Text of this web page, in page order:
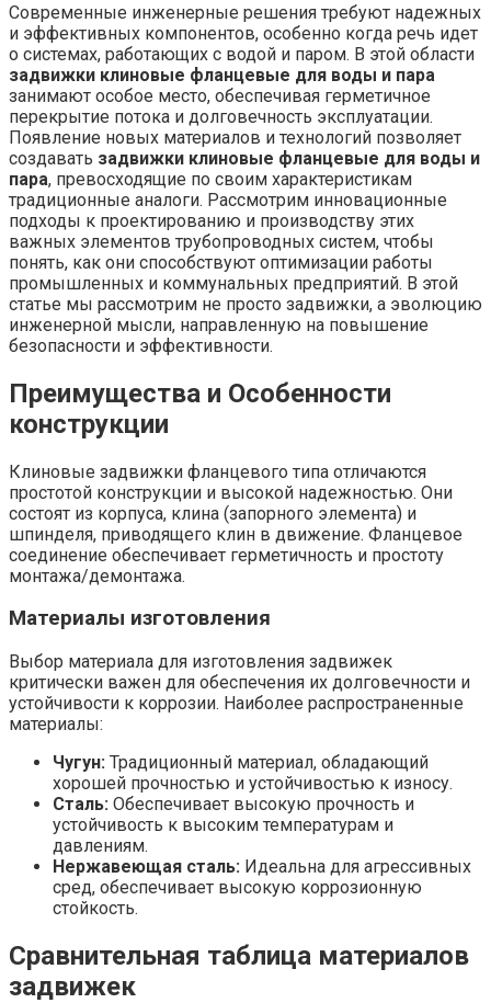
Современные инженерные решения требуют надежных
и эффективных компонентов, особенно когда речь идет
о системах, работающих с водой и паром. В этой области
задвижки клиновые фланцевые для воды и пара
занимают особое место, обеспечивая герметичное
перекрытие потока и долговечность эксплуатации.
Появление новых материалов и технологий позволяет
создавать задвижки клиновые фланцевые для воды и
пара, превосходящие по своим характеристикам
традиционные аналоги. Рассмотрим инновационные
подходы к проектированию и производству этих
важных элементов трубопроводных систем, чтобы
понять, как они способствуют оптимизации работы
промышленных и коммунальных предприятий. В этой
статье мы рассмотрим не просто задвижки, а эволюцию
инженерной мысли, направленную на повышение
безопасности и эффективности.
Преимущества и Особенности
конструкции
Клиновые задвижки фланцевого типа отличаются
простотой конструкции и высокой надежностью. Они
состоят из корпуса, клина (запорного элемента) и
шпинделя, приводящего клин в движение. Фланцевое
соединение обеспечивает герметичность и простоту
монтажа/демонтажа.
Материалы изготовления
Выбор материала для изготовления задвижек
критически важен для обеспечения их долговечности и
устойчивости к коррозии. Наиболее распространенные
материалы:
Чугун: Традиционный материал, обладающий
хорошей прочностью и устойчивостью к износу.
Сталь: Обеспечивает высокую прочность и
устойчивость к высоким температурам и
давлениям.
Нержавеющая сталь: Идеальна для агрессивных
сред, обеспечивает высокую коррозионную
стойкость.
Сравнительная таблица материалов
задвижек